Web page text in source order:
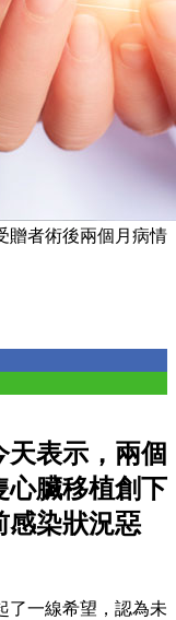
贈者術後兩個月病情
表示，兩個
心臟移植創下
感染狀況惡
了一線希望，認為未